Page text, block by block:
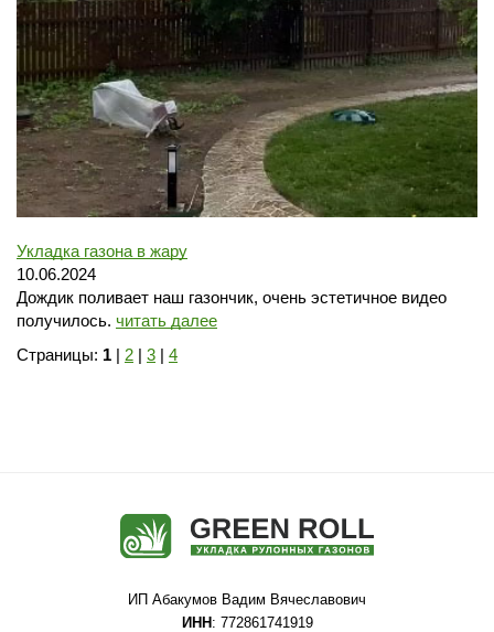
Укладка газона в жару
10.06.2024
Дождик поливает наш газончик, очень эстетичное видео
получилось. читать далее
Страницы: 1 | 2 | 3 | 4
ИП Абакумов Вадим Вячеславович
ИНН : 772861741919